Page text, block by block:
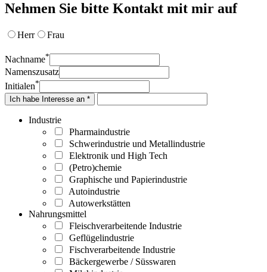
Nehmen Sie bitte Kontakt mit mir auf
Herr Frau
Nachname*
Namenszusatz
Initialen*
Ich habe Interesse an *
Industrie
Pharmaindustrie
Schwerindustrie und Metallindustrie
Elektronik und High Tech
(Petro)chemie
Graphische und Papierindustrie
Autoindustrie
Autowerkstätten
Nahrungsmittel
Fleischverarbeitende Industrie
Geflügelindustrie
Fischverarbeitende Industrie
Bäckergewerbe / Süsswaren